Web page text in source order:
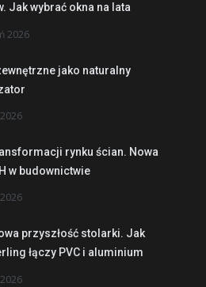
Jak wybrać okna na lata
2026
jako naturalny
rynku ścian. Nowa
w budownictwie
przyszłość stolarki. Jak
łączy PVC i aluminium